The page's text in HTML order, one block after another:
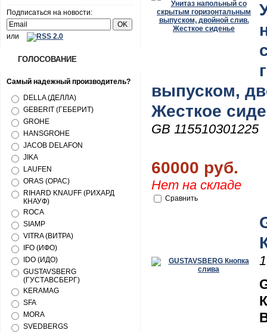
Подписаться на новости:
или
ГОЛОСОВАНИЕ
Самый надежный производитель?
DELLA (ДЕЛЛА)
GEBERIT (ГЕБЕРИТ)
GROHE
HANSGROHE
JACOB DELAFON
JIKA
LAUFEN
ORAS (ОРАС)
RIHARD KNAUFF (РИХАРД
КНАУФ)
ROCA
SIAMP
VITRA (ВИТРА)
IFO (ИФО)
IDO (ИДО)
GUSTAVSBERG
(ГУСТАВСБЕРГ)
KERAMAG
SFA
MORA
SVEDBERGS
выпуском,
Жесткое
GB 115510301225
60000 руб.
Нет на складе
Сравнить